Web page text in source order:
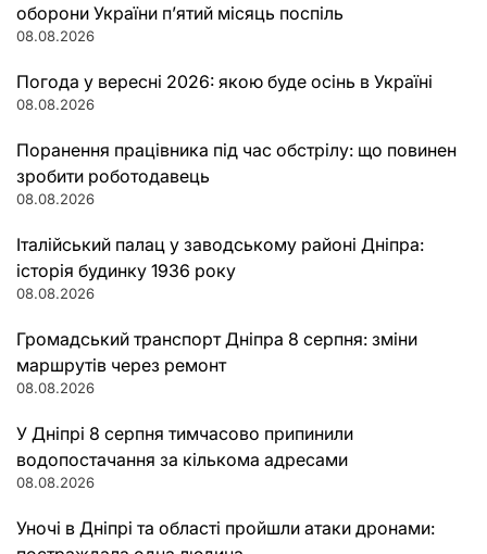
оборони України п’ятий місяць поспіль
08.08.2026
Погода у вересні 2026: якою буде осінь в Україні
08.08.2026
Поранення працівника під час обстрілу: що повинен
зробити роботодавець
08.08.2026
Італійський палац у заводському районі Дніпра:
історія будинку 1936 року
08.08.2026
Громадський транспорт Дніпра 8 серпня: зміни
маршрутів через ремонт
08.08.2026
У Дніпрі 8 серпня тимчасово припинили
водопостачання за кількома адресами
08.08.2026
Уночі в Дніпрі та області пройшли атаки дронами: